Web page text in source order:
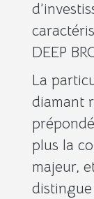
DEEP
La
diamant
plus la
majeur,